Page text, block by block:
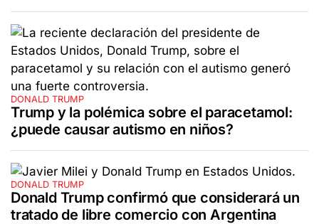
DONALD TRUMP
Trump y la polémica sobre el paracetamol:
¿puede causar autismo en niños?
DONALD TRUMP
Donald Trump confirmó que considerará un
tratado de libre comercio con Argentina